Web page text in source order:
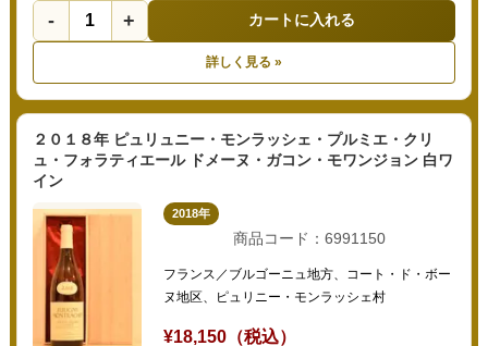
- + カートに入れる
詳しく見る »
２０１８年 ピュリュニー・モンラッシェ・プルミエ・クリ
ュ・フォラティエール ドメーヌ・ガコン・モワンジョン 白ワ
イン
2018年
商品コード：6991150
フランス／ブルゴーニュ地方、コート・ド・ボー
ヌ地区、ピュリニー・モンラッシェ村
¥18,150（税込）